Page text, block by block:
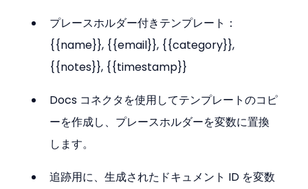
プレースホルダー付きテンプレート：
{{name}}, {{email}}, {{category}},
{{notes}}, {{timestamp}}
Docs コネクタを使用してテンプレートのコピ
ーを作成し、プレースホルダーを変数に置換
します。
追跡用に、生成されたドキュメント ID を変数